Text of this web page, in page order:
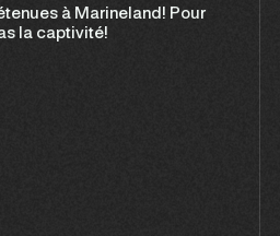
à Marineland! Pour
la captivité!